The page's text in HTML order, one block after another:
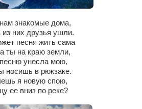
знакомые дома,
из них друзья ушли.
песня жить сама
ты на краю земли,
унесла мою,
носишь в рюкзаке.
я новую спою,
ее вниз по реке?